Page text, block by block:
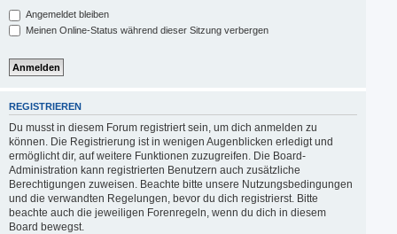
Angemeldet bleiben
Meinen Online-Status während dieser Sitzung verbergen
REGISTRIEREN
Du musst in diesem Forum registriert sein, um dich anmelden zu
können. Die Registrierung ist in wenigen Augenblicken erledigt und
ermöglicht dir, auf weitere Funktionen zuzugreifen. Die Board-
Administration kann registrierten Benutzern auch zusätzliche
Berechtigungen zuweisen. Beachte bitte unsere Nutzungsbedingungen
und die verwandten Regelungen, bevor du dich registrierst. Bitte
beachte auch die jeweiligen Forenregeln, wenn du dich in diesem
Board bewegst.